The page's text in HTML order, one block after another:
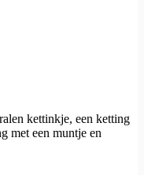
kettinkje, een ketting
met een muntje en